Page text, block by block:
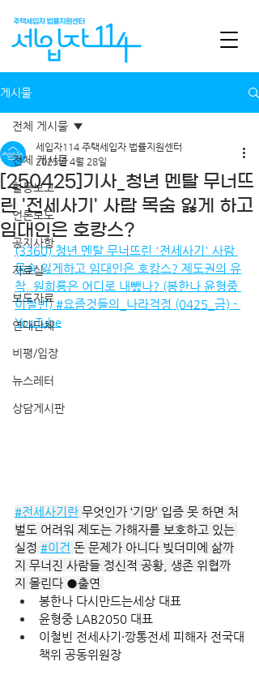
게시물
전체 게시물
활동보고
언론보도
공지사항
자료실
보도자료
연대단체
비평/입장
뉴스레터
상담게시판
전체 게시물
[250425]기사_청년 멘탈 무너뜨
린 '전세사기' 사람 목숨 잃게 하고
임대인은 호캉스?
세입자114 주택세입자 법률지원센터
2025년 4월 28일
(3360) 청년 멘탈 무너뜨린 '전세사기' 사람
목숨 잃게하고 임대인은 호캉스? 제도권의 유
착, 원희룡은 어디로 내뺐나? (봉한나 윤형중
이철빈) #요즘것들의_나라걱정 (0425_금) -
YouTube
#전세사기란 무엇인가 ‘기망’ 입증 못 하면 처
벌도 어려워 제도는 가해자를 보호하고 있는
실정 #이건 돈 문제가 아니다 빚더미에 삶까
지 무너진 사람들 정신적 공황, 생존 위협까
지 몰린다 ●출연
봉한나 다시만드는세상 대표
윤형중 LAB2050 대표
이철빈 전세사기·깡통전세 피해자 전국대
책위 공동위원장